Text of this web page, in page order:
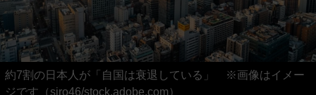
約7割の日本人が「自国は衰退している」 ※画像はイメー
ジです（siro46/stock.adobe.com）